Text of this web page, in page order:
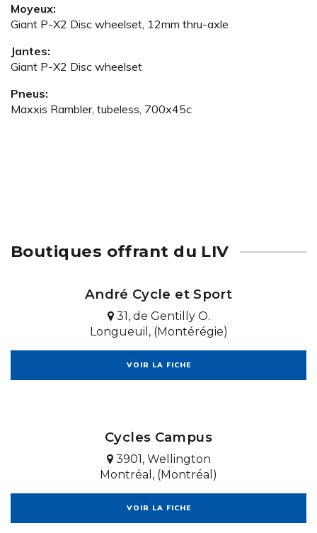
Moyeux:
Giant P-X2 Disc wheelset, 12mm thru-axle
Jantes:
Giant P-X2 Disc wheelset
Pneus:
Maxxis Rambler, tubeless, 700x45c
Boutiques offrant du LIV
André Cycle et Sport
31, de Gentilly O.
Longueuil, (Montérégie)
VOIR LA FICHE
Cycles Campus
3901, Wellington
Montréal, (Montréal)
VOIR LA FICHE